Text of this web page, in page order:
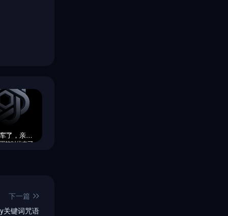
GPT-4o上车了，亲测效果确实非常炸
下一篇
关键词咒语